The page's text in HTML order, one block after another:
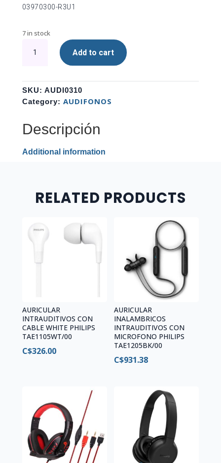
03970300-R3U1
7 in stock
RAZER
X
FOR
BOX
RZ04-
R3U1
Add to cart
SKU: AUDI0310
Category: AUDIFONOS
Descripción
Additional information
RELATED PRODUCTS
AURICULAR
INTRAUDITIVOS CON
CABLE WHITE PHILIPS
TAE1105WT/00
C$326.00
AURICULAR
INALAMBRICOS
INTRAUDITIVOS CON
MICROFONO PHILIPS
TAE1205BK/00
C$931.38